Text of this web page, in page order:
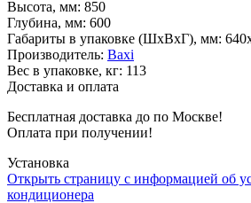
Высота, мм: 850
Глубина, мм: 600
Габариты в упаковке (ШxВxГ), мм:
Производитель: Baxi
Вес в упаковке, кг: 113
Доставка и оплата
Бесплатная доставка до по Москве!
Оплата при получении!
Установка
Открыть страницу с информацией об
кондиционера